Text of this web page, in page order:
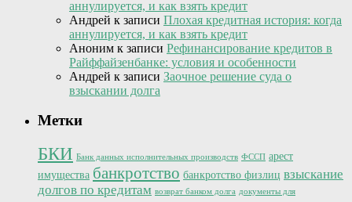
аннулируется, и как взять кредит
Андрей к записи Плохая кредитная история: когда
аннулируется, и как взять кредит
Аноним к записи Рефинансирование кредитов в
Райффайзенбанке: условия и особенности
Андрей к записи Заочное решение суда о
взыскании долга
Метки
БКИ Банк данных исполнительных производств ФССП арест
имущества банкротство банкротство физлиц взыскание
долгов по кредитам возврат банком долга документы для